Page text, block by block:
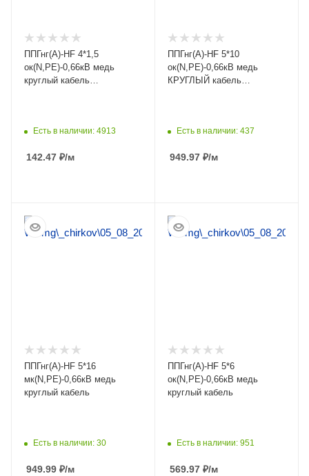
ППГнг(А)-HF 4*1,5
ок(N,PE)-0,66кВ медь
круглый кабель
Есть в наличии: 4913
142.47 ₽/м
ППГнг(А)-HF 5*10
ок(N,PE)-0,66кВ медь
КРУГЛЫЙ кабель
Есть в наличии: 437
949.97 ₽/м
ППГнг(А)-HF 5*16
мк(N,PE)-0,66кВ медь
круглый кабель
Есть в наличии: 30
949.99 ₽/м
ППГнг(А)-HF 5*6
ок(N,PE)-0,66кВ медь
круглый кабель
Есть в наличии: 951
569.97 ₽/м